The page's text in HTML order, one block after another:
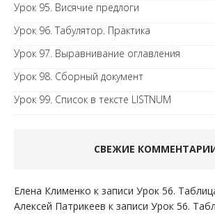
Урок 95. Висячие предлоги
Урок 96. Табулятор. Практика
Урок 97. Выравнивание оглавления
Урок 98. Сборный документ
Урок 99. Список в тексте LISTNUM
СВЕЖИЕ
Елена Клименко к записи Урок 56.
Алексей Патрикеев к записи Урок 56.